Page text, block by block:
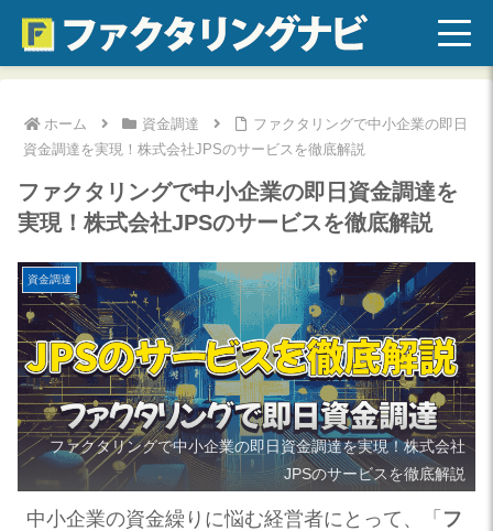
ホーム 資金調達
ファクタリングで中小企業の即日
資金調達を実現！株式会社JPSのサービスを徹底解説
ファクタリングで中小企業の即日資金調達を
実現！株式会社JPSのサービスを徹底解説
資金調達
ファクタリングで中小企業の即日資金調達を実現！株式会社
JPSのサービスを徹底解説
中小企業の資金繰りに悩む経営者にとって、「 フ